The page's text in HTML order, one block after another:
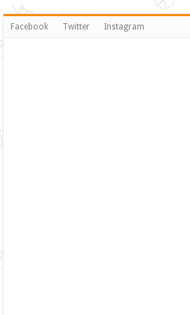
Facebook Twitter Instagram